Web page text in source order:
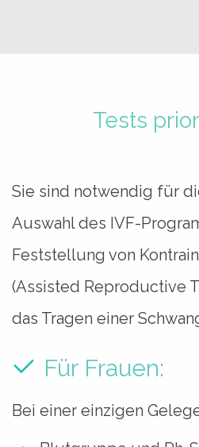
Tests
Sie sind notwendig für
Auswahl des IVF-
Feststellung von
(Assisted Reproductive
das Tragen einer
Für Frauen:
Bei einer einzigen